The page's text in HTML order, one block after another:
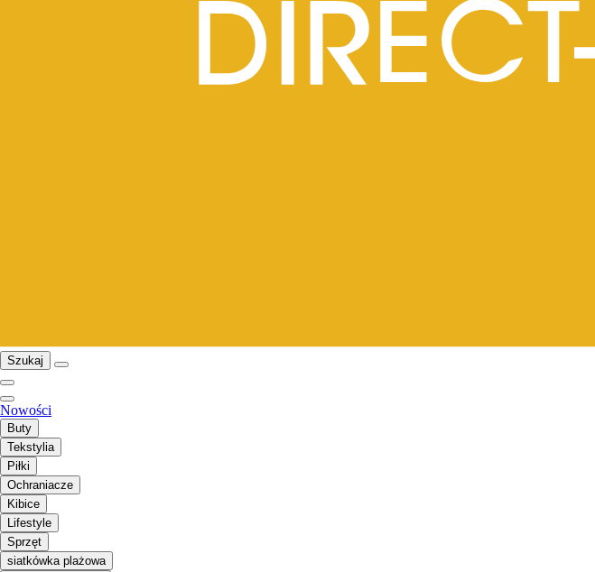
Szukaj
Nowości
Buty
Tekstylia
Piłki
Ochraniacze
Kibice
Lifestyle
Sprzęt
siatkówka plażowa